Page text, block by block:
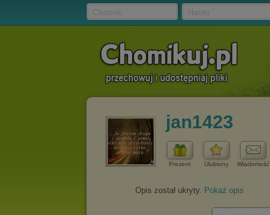
jan1423
Prezent Ulubiony Wiadomość
Opis został ukryty. Pokaż opis